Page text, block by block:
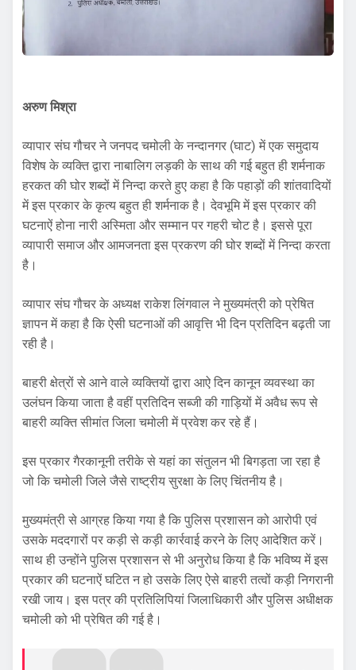
अरुण मिश्रा
व्यापार संघ गौचर ने जनपद चमोली के नन्दानगर (घाट) में एक समुदाय
विशेष के व्यक्ति द्वारा नाबालिग लड़की के साथ की गई बहुत ही शर्मनाक
हरकत की घोर शब्दों में निन्दा करते हुए कहा है कि पहाड़ों की शांतवादियों
में इस प्रकार के कृत्य बहुत ही शर्मनाक है। देवभूमि में इस प्रकार की
घटनाऐं होना नारी अस्मिता और सम्मान पर गहरी चोट है। इससे पूरा
व्यापारी समाज और आमजनता इस प्रकरण की घोर शब्दों में निन्दा करता
है।
व्यापार संघ गौचर के अध्यक्ष राकेश लिंगवाल ने मुख्यमंत्री को प्रेषित
ज्ञापन में कहा है कि ऐसी घटनाओं की आवृत्ति भी दिन प्रतिदिन बढ़ती जा
रही है।
बाहरी क्षेत्रों से आने वाले व्यक्तियों द्वारा आऐ दिन कानून व्यवस्था का
उलंघन किया जाता है वहीं प्रतिदिन सब्जी की गाड़ियों में अवैध रूप से
बाहरी व्यक्ति सीमांत जिला चमोली में प्रवेश कर रहे हैं।
इस प्रकार गैरकानूनी तरीके से यहां का संतुलन भी बिगड़ता जा रहा है
जो कि चमोली जिले जैसे राष्ट्रीय सुरक्षा के लिए चिंतनीय है।
मुख्यमंत्री से आग्रह किया गया है कि पुलिस प्रशासन को आरोपी एवं
उसके मददगारों पर कड़ी से कड़ी कार्रवाई करने के लिए आदेशित करें।
साथ ही उन्होंने पुलिस प्रशासन से भी अनुरोध किया है कि भविष्य में इस
प्रकार की घटनाऐं घटित न हो उसके लिए ऐसे बाहरी तत्वों कड़ी निगरानी
रखी जाय। इस पत्र की प्रतिलिपियां जिलाधिकारी और पुलिस अधीक्षक
चमोली को भी प्रेषित की गई है।